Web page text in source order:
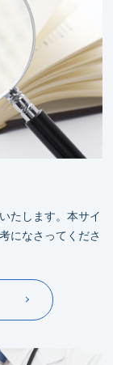
たします。本サイ
になさってくださ